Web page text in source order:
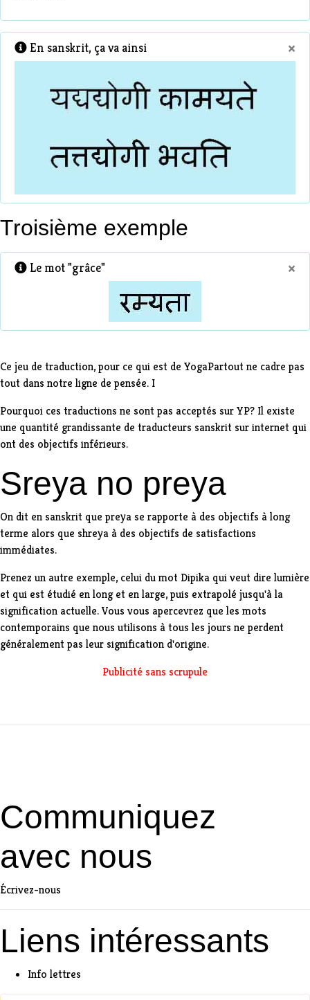
×
En sanskrit, ça va ainsi
Troisième exemple
×
Le mot "grâce"
Ce jeu de traduction, pour ce qui est de YogaPartout ne cadre pas
tout dans notre ligne de pensée. I
Pourquoi ces traductions ne sont pas acceptés sur YP? Il existe
une quantité grandissante de traducteurs sanskrit sur internet qui
ont des objectifs inférieurs.
Sreya no preya
On dit en sanskrit que preya se rapporte à des objectifs à long
terme alors que shreya à des objectifs de satisfactions
immédiates.
Prenez un autre exemple, celui du mot Dipika qui veut dire lumière
et qui est étudié en long et en large, puis extrapolé jusqu'à la
signification actuelle. Vous vous apercevrez que les mots
contemporains que nous utilisons à tous les jours ne perdent
généralement pas leur signification d'origine.
Publicité sans scrupule
Communiquez
avec nous
Écrivez-nous
Liens intéressants
Info lettres